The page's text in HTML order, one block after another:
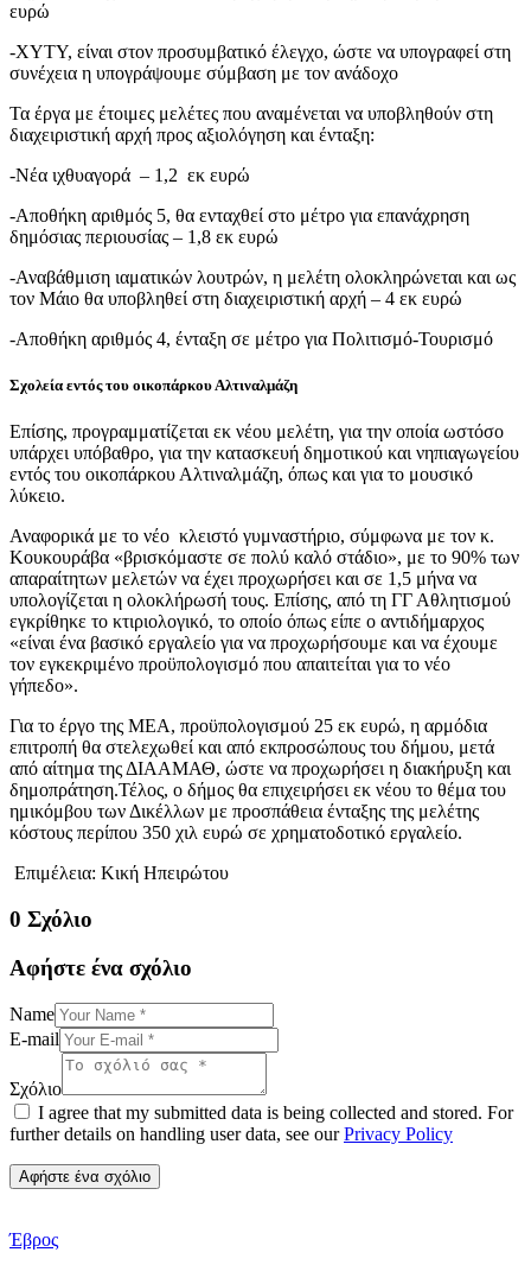
ευρώ
-ΧΥΤΥ, είναι στον προσυμβατικό έλεγχο, ώστε να υπογραφεί στη
συνέχεια η υπογράψουμε σύμβαση με τον ανάδοχο
Τα έργα με έτοιμες μελέτες που αναμένεται να υποβληθούν στη
διαχειριστική αρχή προς αξιολόγηση και ένταξη:
-Νέα ιχθυαγορά – 1,2 εκ ευρώ
-Αποθήκη αριθμός 5, θα ενταχθεί στο μέτρο για επανάχρηση
δημόσιας περιουσίας – 1,8 εκ ευρώ
-Αναβάθμιση ιαματικών λουτρών, η μελέτη ολοκληρώνεται και ως
τον Μάιο θα υποβληθεί στη διαχειριστική αρχή – 4 εκ ευρώ
-Αποθήκη αριθμός 4, ένταξη σε μέτρο για Πολιτισμό-Τουρισμό
Σχολεία εντός του οικοπάρκου Αλτιναλμάζη
Επίσης, προγραμματίζεται εκ νέου μελέτη, για την οποία ωστόσο
υπάρχει υπόβαθρο, για την κατασκευή δημοτικού και νηπιαγωγείου
εντός του οικοπάρκου Αλτιναλμάζη, όπως και για το μουσικό
λύκειο.
Αναφορικά με το νέο κλειστό γυμναστήριο, σύμφωνα με τον κ.
Κουκουράβα «βρισκόμαστε σε πολύ καλό στάδιο», με το 90% των
απαραίτητων μελετών να έχει προχωρήσει και σε 1,5 μήνα να
υπολογίζεται η ολοκλήρωσή τους. Επίσης, από τη ΓΓ Αθλητισμού
εγκρίθηκε το κτιριολογικό, το οποίο όπως είπε ο αντιδήμαρχος
«είναι ένα βασικό εργαλείο για να προχωρήσουμε και να έχουμε
τον εγκεκριμένο προϋπολογισμό που απαιτείται για το νέο
γήπεδο».
Για το έργο της ΜΕΑ, προϋπολογισμού 25 εκ ευρώ, η αρμόδια
επιτροπή θα στελεχωθεί και από εκπροσώπους του δήμου, μετά
από αίτημα της ΔΙΑΑΜΑΘ, ώστε να προχωρήσει η διακήρυξη και
δημοπράτηση.Τέλος, ο δήμος θα επιχειρήσει εκ νέου το θέμα του
ημικόμβου των Δικέλλων με προσπάθεια ένταξης της μελέτης
κόστους περίπου 350 χιλ ευρώ σε χρηματοδοτικό εργαλείο.
Επιμέλεια: Κική Ηπειρώτου
0 Σχόλιο
Αφήστε ένα σχόλιο
Name
E-mail
Σχόλιο
I agree that my submitted data is being collected and stored. For
further details on handling user data, see ourPrivacy Policy
Έβρος